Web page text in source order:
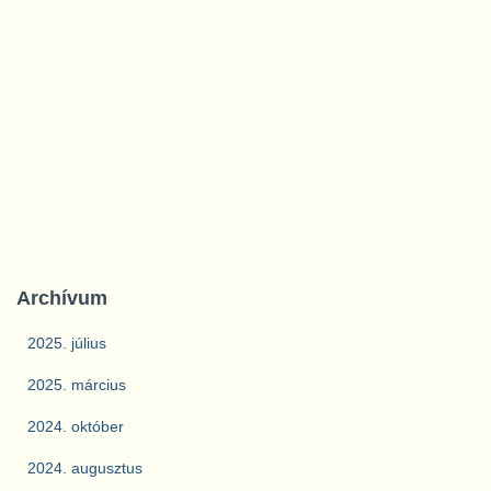
Archívum
2025. július
2025. március
2024. október
2024. augusztus